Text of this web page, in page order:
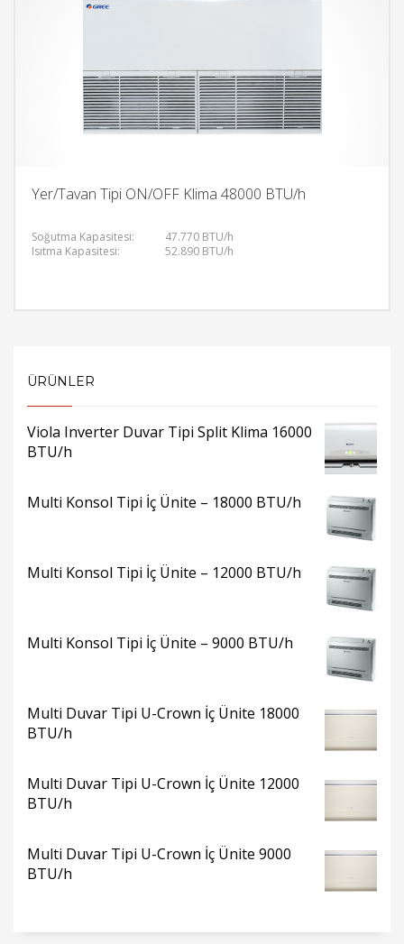
Yer/Tavan Tipi ON/OFF Klima 48000 BTU/h
Soğutma Kapasitesi:
47.770 BTU/h
Isıtma Kapasitesi:
52.890 BTU/h
ÜRÜNLER
Viola Inverter Duvar Tipi Split Klima 16000
BTU/h
Multi Konsol Tipi İç Ünite – 18000 BTU/h
Multi Konsol Tipi İç Ünite – 12000 BTU/h
Multi Konsol Tipi İç Ünite – 9000 BTU/h
Multi Duvar Tipi U-Crown İç Ünite 18000
BTU/h
Multi Duvar Tipi U-Crown İç Ünite 12000
BTU/h
Multi Duvar Tipi U-Crown İç Ünite 9000
BTU/h